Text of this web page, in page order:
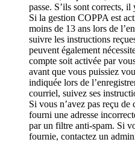
passe. S’ils sont corrects,
Si la gestion COPPA est
moins de 13 ans lors de
suivre les instructions
peuvent également
compte soit activée par
avant que vous puissiez
indiquée lors de
courriel, suivez ses
Si vous n’avez pas reçu
fourni une adresse
par un filtre anti-spam. Si
fournie, contactez un